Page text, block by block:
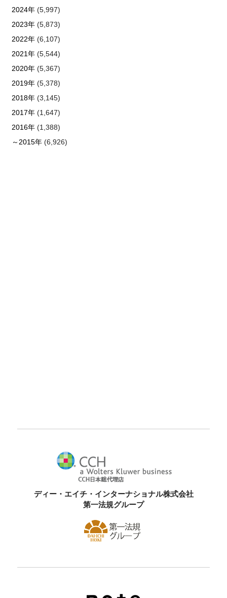
2024年(5,997)
2023年(5,873)
2022年(6,107)
2021年(5,544)
2020年(5,367)
2019年(5,378)
2018年(3,145)
2017年(1,647)
2016年(1,388)
～2015年(6,926)
ディー・エイチ・インターナショナル株式会社
第一法規グループ